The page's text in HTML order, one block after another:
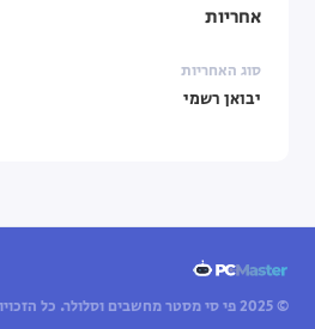
אחריות
סוג האחריות
יבואן רשמי
© 2025 פי סי מסטר מחשבים וסלולר. כל הזכויות שמורות.